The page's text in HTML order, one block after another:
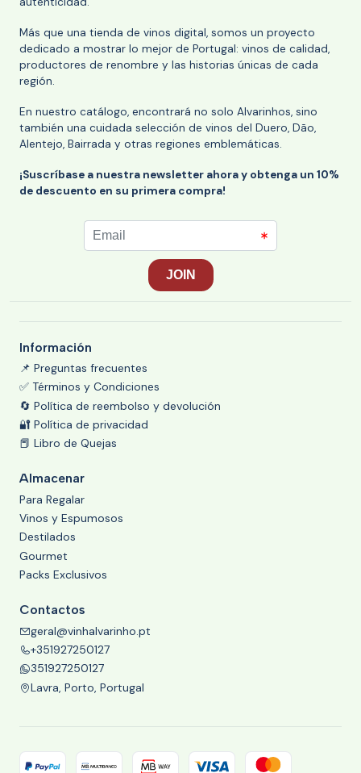
Más que una tienda de vinos digital, somos un proyecto
dedicado a mostrar lo mejor de Portugal: vinos de calidad,
productores de renombre y las historias únicas de cada
región.
En nuestro catálogo, encontrará no solo Alvarinhos, sino
también una cuidada selección de vinos del Duero, Dão,
Alentejo, Bairrada y otras regiones emblemáticas.
¡Suscríbase a nuestra newsletter ahora y obtenga un 10%
de descuento en su primera compra!
Información
📌 Preguntas frecuentes
✅ Términos y Condiciones
🔄 Política de reembolso y devolución
🔐 Política de privacidad
📕 Libro de Quejas
Almacenar
Para Regalar
Vinos y Espumosos
Destilados
Gourmet
Packs Exclusivos
Contactos
geral@vinhalvarinho.pt
+351927250127
351927250127
Lavra, Porto, Portugal